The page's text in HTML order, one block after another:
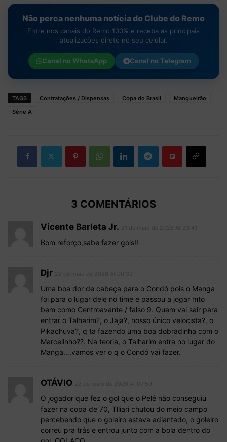
Não perca nenhuma notícia do Clube do Remo
Entre nos canais do Remo 100% e receba as principais
atualizações direto no seu celular.
Canal noWhatsApp Canal noTelegram
TAGS Contratações / Dispensas Copa do Brasil
Mangueirão
Série A
3 COMENTÁRIOS
Vicente Barleta Jr.
Bom reforço,sabe fazer gols!!
Djr
Uma boa dor de cabeça para o Condó pois o Manga
foi para o lugar dele no time e passou a jogar mto
bem como Centroavante / falso 9. Quem vai sair para
entrar o Talharim?, o Jaja?, nosso único velocista?, o
Pikachuva?, q ta fazendo uma boa dobradinha com o
Marcelinho??. Na teoria, o Talharim entra no lugar do
Manga….vamos ver o q o Condó vai fazer.
OTÁVIO
O jogador que fez o gol que o Pelé não conseguiu
fazer na copa de 70, Tlliari chutou do meio campo
percebendo que o goleiro estava adiantado, o goleiro
correu pra trás e entrou junto com a bola dentro do